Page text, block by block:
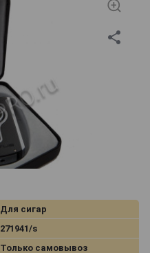
Для сигар
271941/s
Только самовывоз